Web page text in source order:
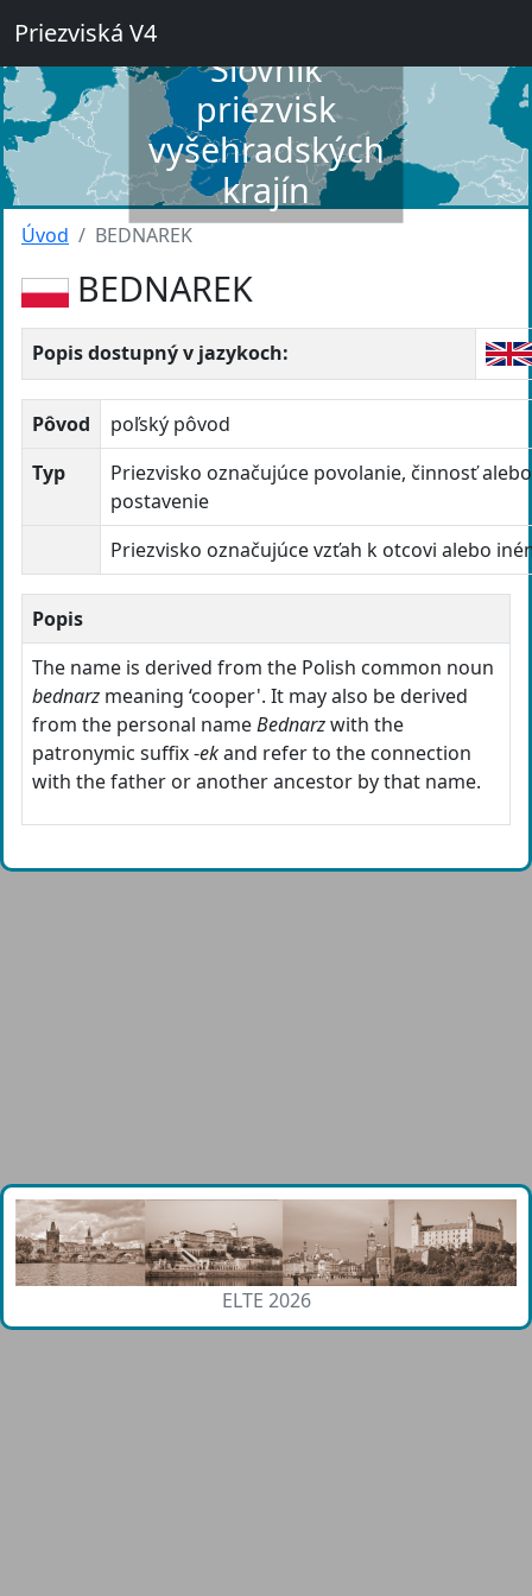
Priezviská V4
Slovník
priezvisk
vyšehradských
krajín
Úvod BEDNAREK
BEDNAREK
Popis dostupný v jazykoch:
Pôvod
poľský pôvod
Typ
Priezvisko označujúce povolanie, činnosť
postavenie
Priezvisko označujúce vzťah k otcovi alebo
Popis
The name is derived from the Polish common noun
bednarz meaning ‘cooper'. It may also be derived
from the personal nameBednarzwith the
patronymic suffix -ekand refer to the connection
with the father or another ancestor by that name.
ELTE 2026